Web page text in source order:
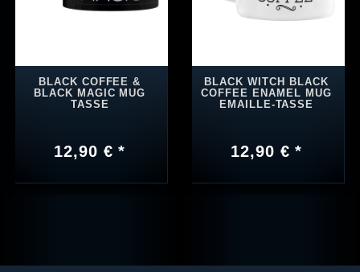
BLACK COFFEE &
BLACK MAGIC MUG
TASSE
12,90 € *
BLACK WITCH BLACK
COFFEE ENAMEL MUG
EMAILLE-TASSE
12,90 € *